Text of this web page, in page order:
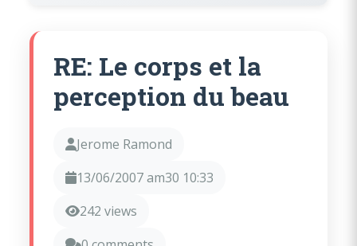
RE: Le corps et la
perception du beau
Jerome Ramond
13/06/2007 am30 10:33
242 views